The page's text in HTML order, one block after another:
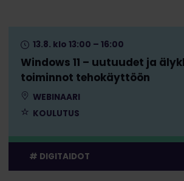
Windows 11 – uutuudet ja
toiminnot tehokäyttöön
13.8. klo 13:00 – 16:00
WEBINAARI
KOULUTUS
DIGITAIDOT